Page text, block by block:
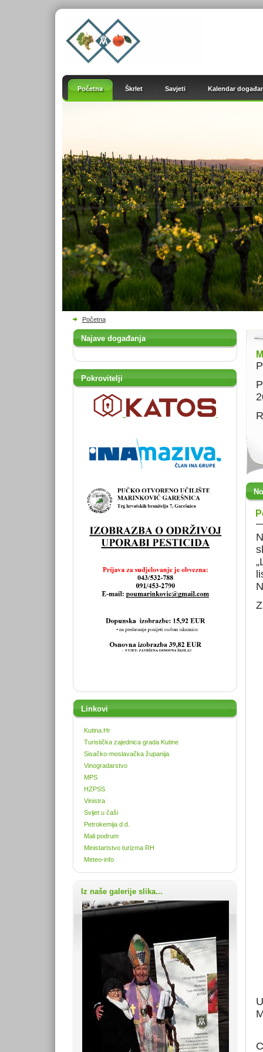
Početna Škrlet Savjeti Kalendar
Početna
Najave događanja
Pokrovitelji
Linkovi
Kutina.Hr
Turistička zajednica grada Kutine
Sisačko-moslavačka županija
Vinogradarstvo
MPS
HZPSS
Vinistra
Svijet u čaši
Petrokemija d.d.
Mali podrum
Ministartstvo turizma RH
Meteo-info
Iz naše galerije slika...